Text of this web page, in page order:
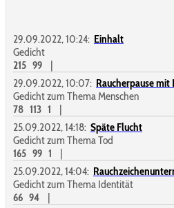
29.09.2022, 10:24: Einhalt
Gedicht
215 99
|
29.09.2022, 10:07: Raucherpause mit
Gedicht zum Thema Menschen
78 113 1
|
25.09.2022, 14:18: Späte Flucht
Gedicht zum Thema Tod
165 99 1
|
25.09.2022, 14:04:
Gedicht zum Thema Identität
66 94
|